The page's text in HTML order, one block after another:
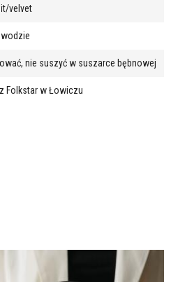
velvet
nie suszyć w suszarce bębnowej
Folkstar w Łowiczu